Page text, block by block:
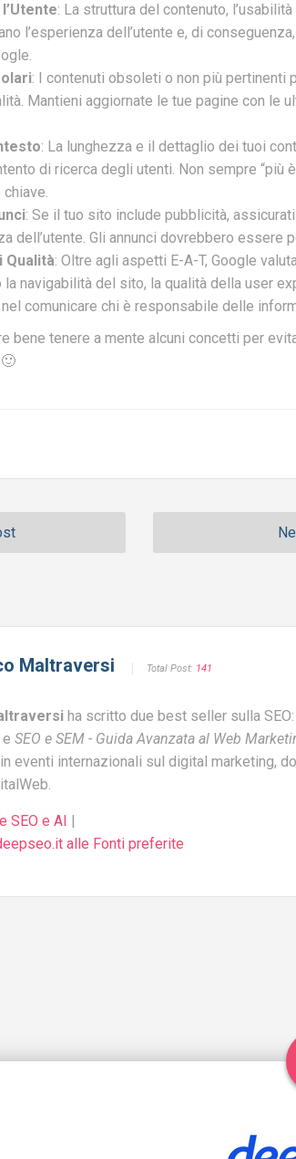
: La struttura del contenuto,
l’esperienza dell’utente e, di
: I contenuti obsoleti o non più pertinenti
Mantieni aggiornate le tue pagine con le
: La lunghezza e il dettaglio dei tuoi
di ricerca degli utenti. Non sempre “più
: Se il tuo sito include pubblicità,
dell’utente. Gli annunci dovrebbero essere
Qualità: Oltre agli aspetti E-A-T, Google
la navigabilità del sito, la qualità della user
comunicare chi è responsabile delle
bene tenere a mente alcuni concetti per
Maltraversi Total Post: 141
ha scritto due best seller sulla SEO:
e SEO e SEM - Guida Avanzata al Web
eventi internazionali sul digital marketing,
SEO e AI
alle Fonti preferite